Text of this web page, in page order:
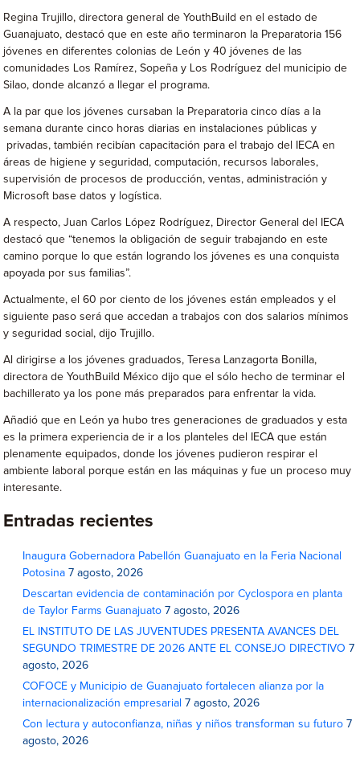
Regina Trujillo, directora general de YouthBuild en el estado de
Guanajuato, destacó que en este año terminaron la Preparatoria 156
jóvenes en diferentes colonias de León y 40 jóvenes de las
comunidades Los Ramírez, Sopeña y Los Rodríguez del municipio de
Silao, donde alcanzó a llegar el programa.
A la par que los jóvenes cursaban la Preparatoria cinco días a la
semana durante cinco horas diarias en instalaciones públicas y
privadas, también recibían capacitación para el trabajo del IECA en
áreas de higiene y seguridad, computación, recursos laborales,
supervisión de procesos de producción, ventas, administración y
Microsoft base datos y logística.
A respecto, Juan Carlos López Rodríguez, Director General del IECA
destacó que “tenemos la obligación de seguir trabajando en este
camino porque lo que están logrando los jóvenes es una conquista
apoyada por sus familias”.
Actualmente, el 60 por ciento de los jóvenes están empleados y el
siguiente paso será que accedan a trabajos con dos salarios mínimos
y seguridad social, dijo Trujillo.
Al dirigirse a los jóvenes graduados, Teresa Lanzagorta Bonilla,
directora de YouthBuild México dijo que el sólo hecho de terminar el
bachillerato ya los pone más preparados para enfrentar la vida.
Añadió que en León ya hubo tres generaciones de graduados y esta
es la primera experiencia de ir a los planteles del IECA que están
plenamente equipados, donde los jóvenes pudieron respirar el
ambiente laboral porque están en las máquinas y fue un proceso muy
interesante.
Entradas recientes
Inaugura Gobernadora Pabellón Guanajuato en la Feria Nacional
Potosina 7 agosto, 2026
Descartan evidencia de contaminación por Cyclospora en planta
de Taylor Farms Guanajuato 7 agosto, 2026
EL INSTITUTO DE LAS JUVENTUDES PRESENTA AVANCES DEL
SEGUNDO TRIMESTRE DE 2026 ANTE EL CONSEJO DIRECTIVO 7
agosto, 2026
COFOCE y Municipio de Guanajuato fortalecen alianza por la
internacionalización empresarial 7 agosto, 2026
Con lectura y autoconfianza, niñas y niños transforman su futuro 7
agosto, 2026